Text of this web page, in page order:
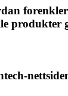
produkter